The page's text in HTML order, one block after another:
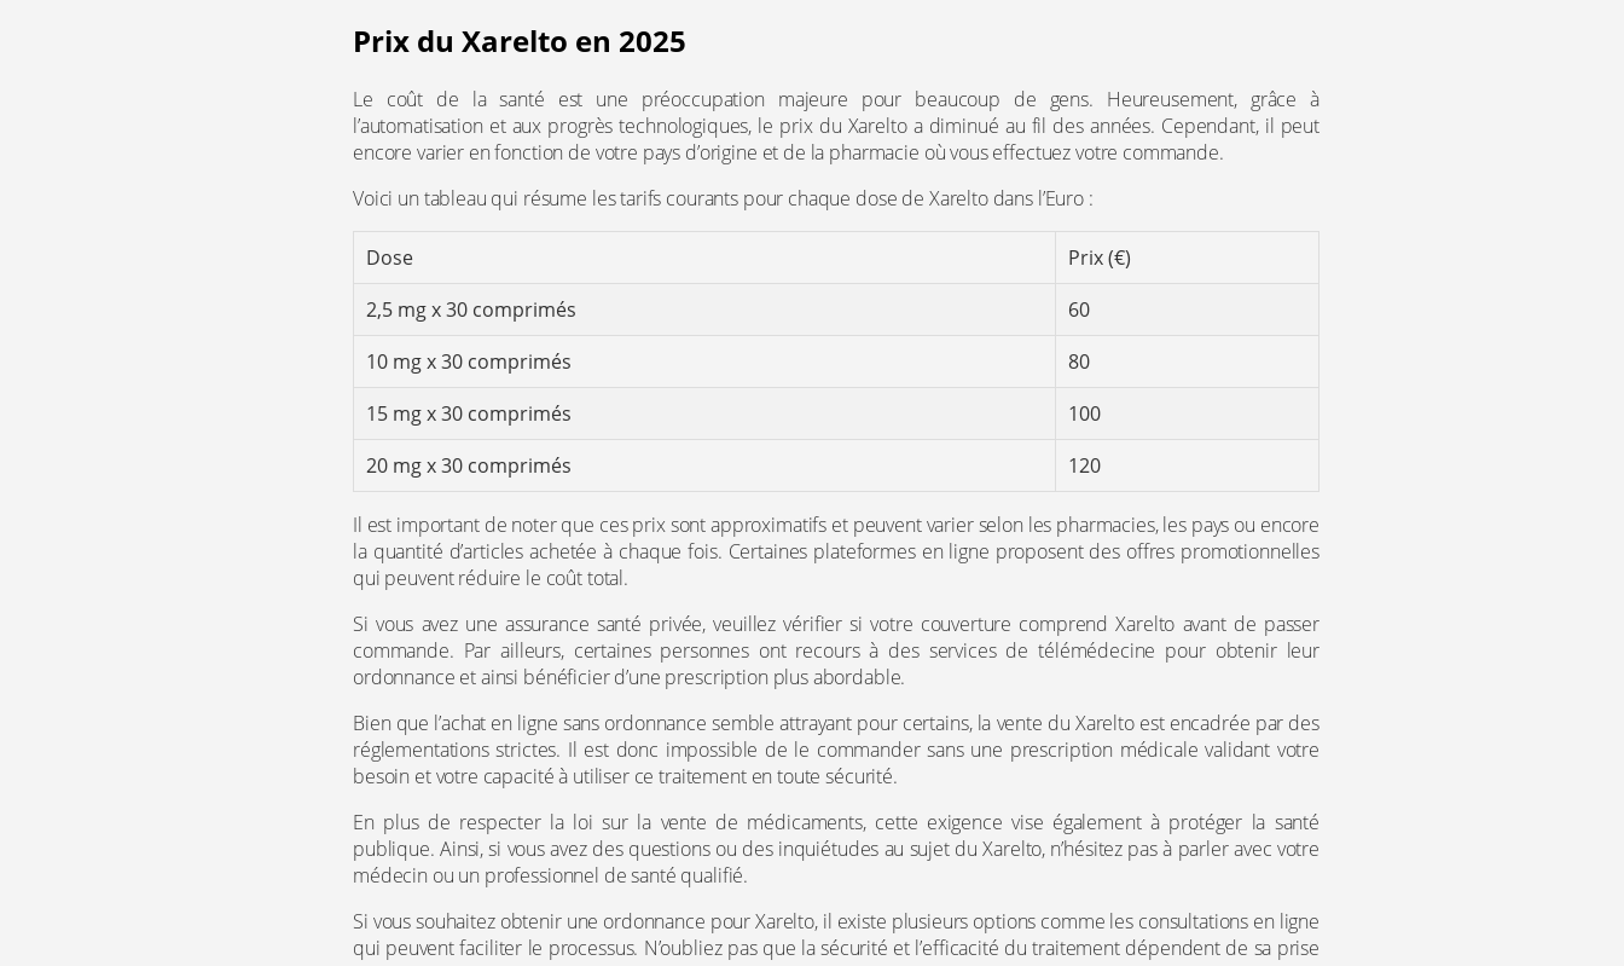
Prix du Xarelto en 2025
Le coût de la santé est une préoccupation majeure pour beaucoup de gens. Heureusement, grâce à
l’automatisation et aux progrès technologiques, le prix du Xarelto a diminué au fil des années. Cependant, il peut
encore varier en fonction de votre pays d’origine et de la pharmacie où vous effectuez votre commande.
Voici un tableau qui résume les tarifs courants pour chaque dose de Xarelto dans l’Euro :
Dose
Prix (€)
2,5 mg x 30 comprimés
60
10 mg x 30 comprimés
80
15 mg x 30 comprimés
100
20 mg x 30 comprimés
120
Il est important de noter que ces prix sont approximatifs et peuvent varier selon les pharmacies, les pays ou encore
la quantité d’articles achetée à chaque fois. Certaines plateformes en ligne proposent des offres promotionnelles
qui peuvent réduire le coût total.
Si vous avez une assurance santé privée, veuillez vérifier si votre couverture comprend Xarelto avant de passer
commande. Par ailleurs, certaines personnes ont recours à des services de télémédecine pour obtenir leur
ordonnance et ainsi bénéficier d’une prescription plus abordable.
Bien que l’achat en ligne sans ordonnance semble attrayant pour certains, la vente du Xarelto est encadrée par des
réglementations strictes. Il est donc impossible de le commander sans une prescription médicale validant votre
besoin et votre capacité à utiliser ce traitement en toute sécurité.
En plus de respecter la loi sur la vente de médicaments, cette exigence vise également à protéger la santé
publique. Ainsi, si vous avez des questions ou des inquiétudes au sujet du Xarelto, n’hésitez pas à parler avec votre
médecin ou un professionnel de santé qualifié.
Si vous souhaitez obtenir une ordonnance pour Xarelto, il existe plusieurs options comme les consultations en ligne
qui peuvent faciliter le processus. N’oubliez pas que la sécurité et l’efficacité du traitement dépendent de sa prise